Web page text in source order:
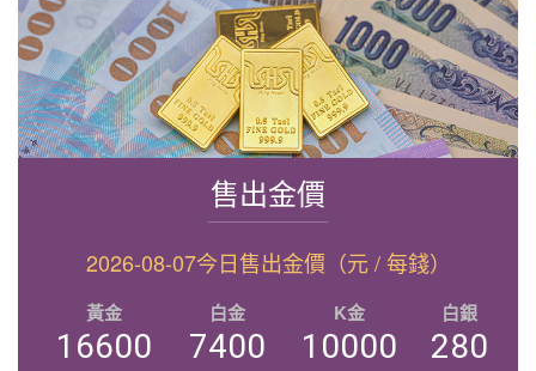
售出金價
2026-08-07今日售出金價（元 / 每錢）
黃金 白金 K金 白銀
16600 7400 10000 280